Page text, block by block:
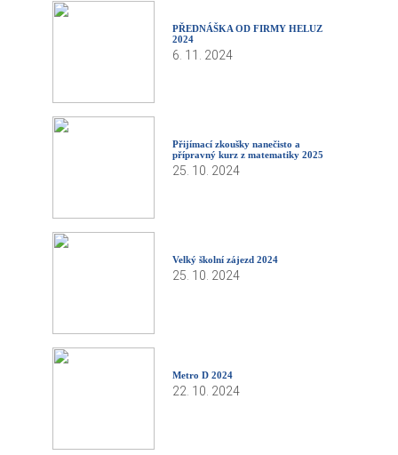
PŘEDNÁŠKA OD FIRMY HELUZ
2024
6. 11. 2024
Přijímací zkoušky nanečisto a
přípravný kurz z matematiky 2025
25. 10. 2024
Velký školní zájezd 2024
25. 10. 2024
Metro D 2024
22. 10. 2024